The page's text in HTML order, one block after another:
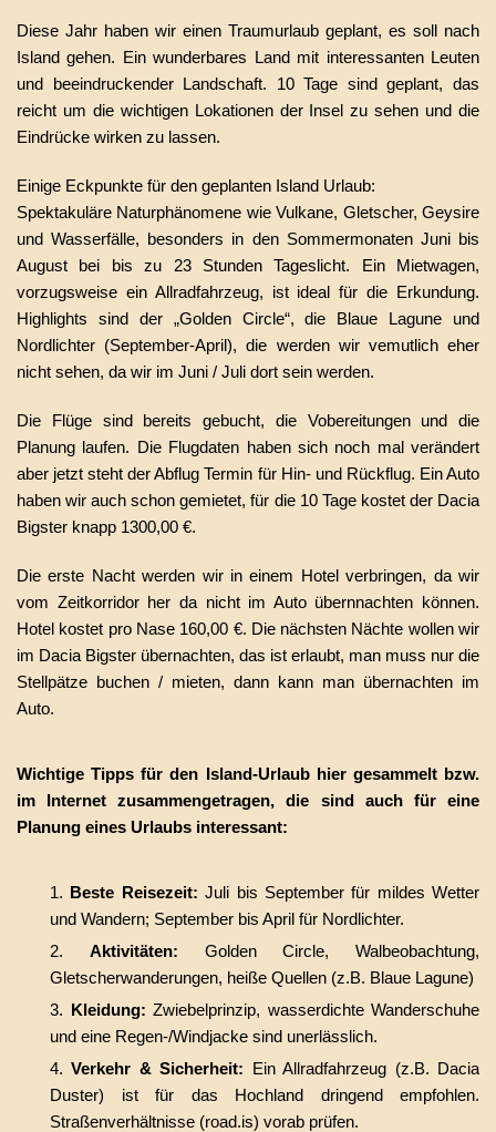
Diese Jahr haben wir einen Traumurlaub geplant, es soll nach
Island gehen. Ein wunderbares Land mit interessanten Leuten
und beeindruckender Landschaft. 10 Tage sind geplant, das
reicht um die wichtigen Lokationen der Insel zu sehen und die
Eindrücke wirken zu lassen.
Einige Eckpunkte für den geplanten Island Urlaub:
Spektakuläre Naturphänomene wie Vulkane, Gletscher, Geysire
und Wasserfälle, besonders in den Sommermonaten Juni bis
August bei bis zu 23 Stunden Tageslicht. Ein Mietwagen,
vorzugsweise ein Allradfahrzeug, ist ideal für die Erkundung.
Highlights sind der „Golden Circle“, die Blaue Lagune und
Nordlichter (September-April), die werden wir vemutlich eher
nicht sehen, da wir im Juni / Juli dort sein werden.
Die Flüge sind bereits gebucht, die Vobereitungen und die
Planung laufen. Die Flugdaten haben sich noch mal verändert
aber jetzt steht der Abflug Termin für Hin- und Rückflug. Ein Auto
haben wir auch schon gemietet, für die 10 Tage kostet der Dacia
Bigster knapp 1300,00 €.
Die erste Nacht werden wir in einem Hotel verbringen, da wir
vom Zeitkorridor her da nicht im Auto übernnachten können.
Hotel kostet pro Nase 160,00 €. Die nächsten Nächte wollen wir
im Dacia Bigster übernachten, das ist erlaubt, man muss nur die
Stellpätze buchen / mieten, dann kann man übernachten im
Auto.
Wichtige Tipps für den Island-Urlaub hier gesammelt bzw.
im Internet zusammengetragen, die sind auch für eine
Planung eines Urlaubs interessant:
Beste Reisezeit: Juli bis September für mildes Wetter
und Wandern; September bis April für Nordlichter.
Aktivitäten: Golden Circle, Walbeobachtung,
Gletscherwanderungen, heiße Quellen (z.B. Blaue Lagune)
Kleidung: Zwiebelprinzip, wasserdichte Wanderschuhe
und eine Regen-/Windjacke sind unerlässlich.
Verkehr & Sicherheit: Ein Allradfahrzeug (z.B. Dacia
Duster) ist für das Hochland dringend empfohlen.
Straßenverhältnisse (road.is) vorab prüfen.